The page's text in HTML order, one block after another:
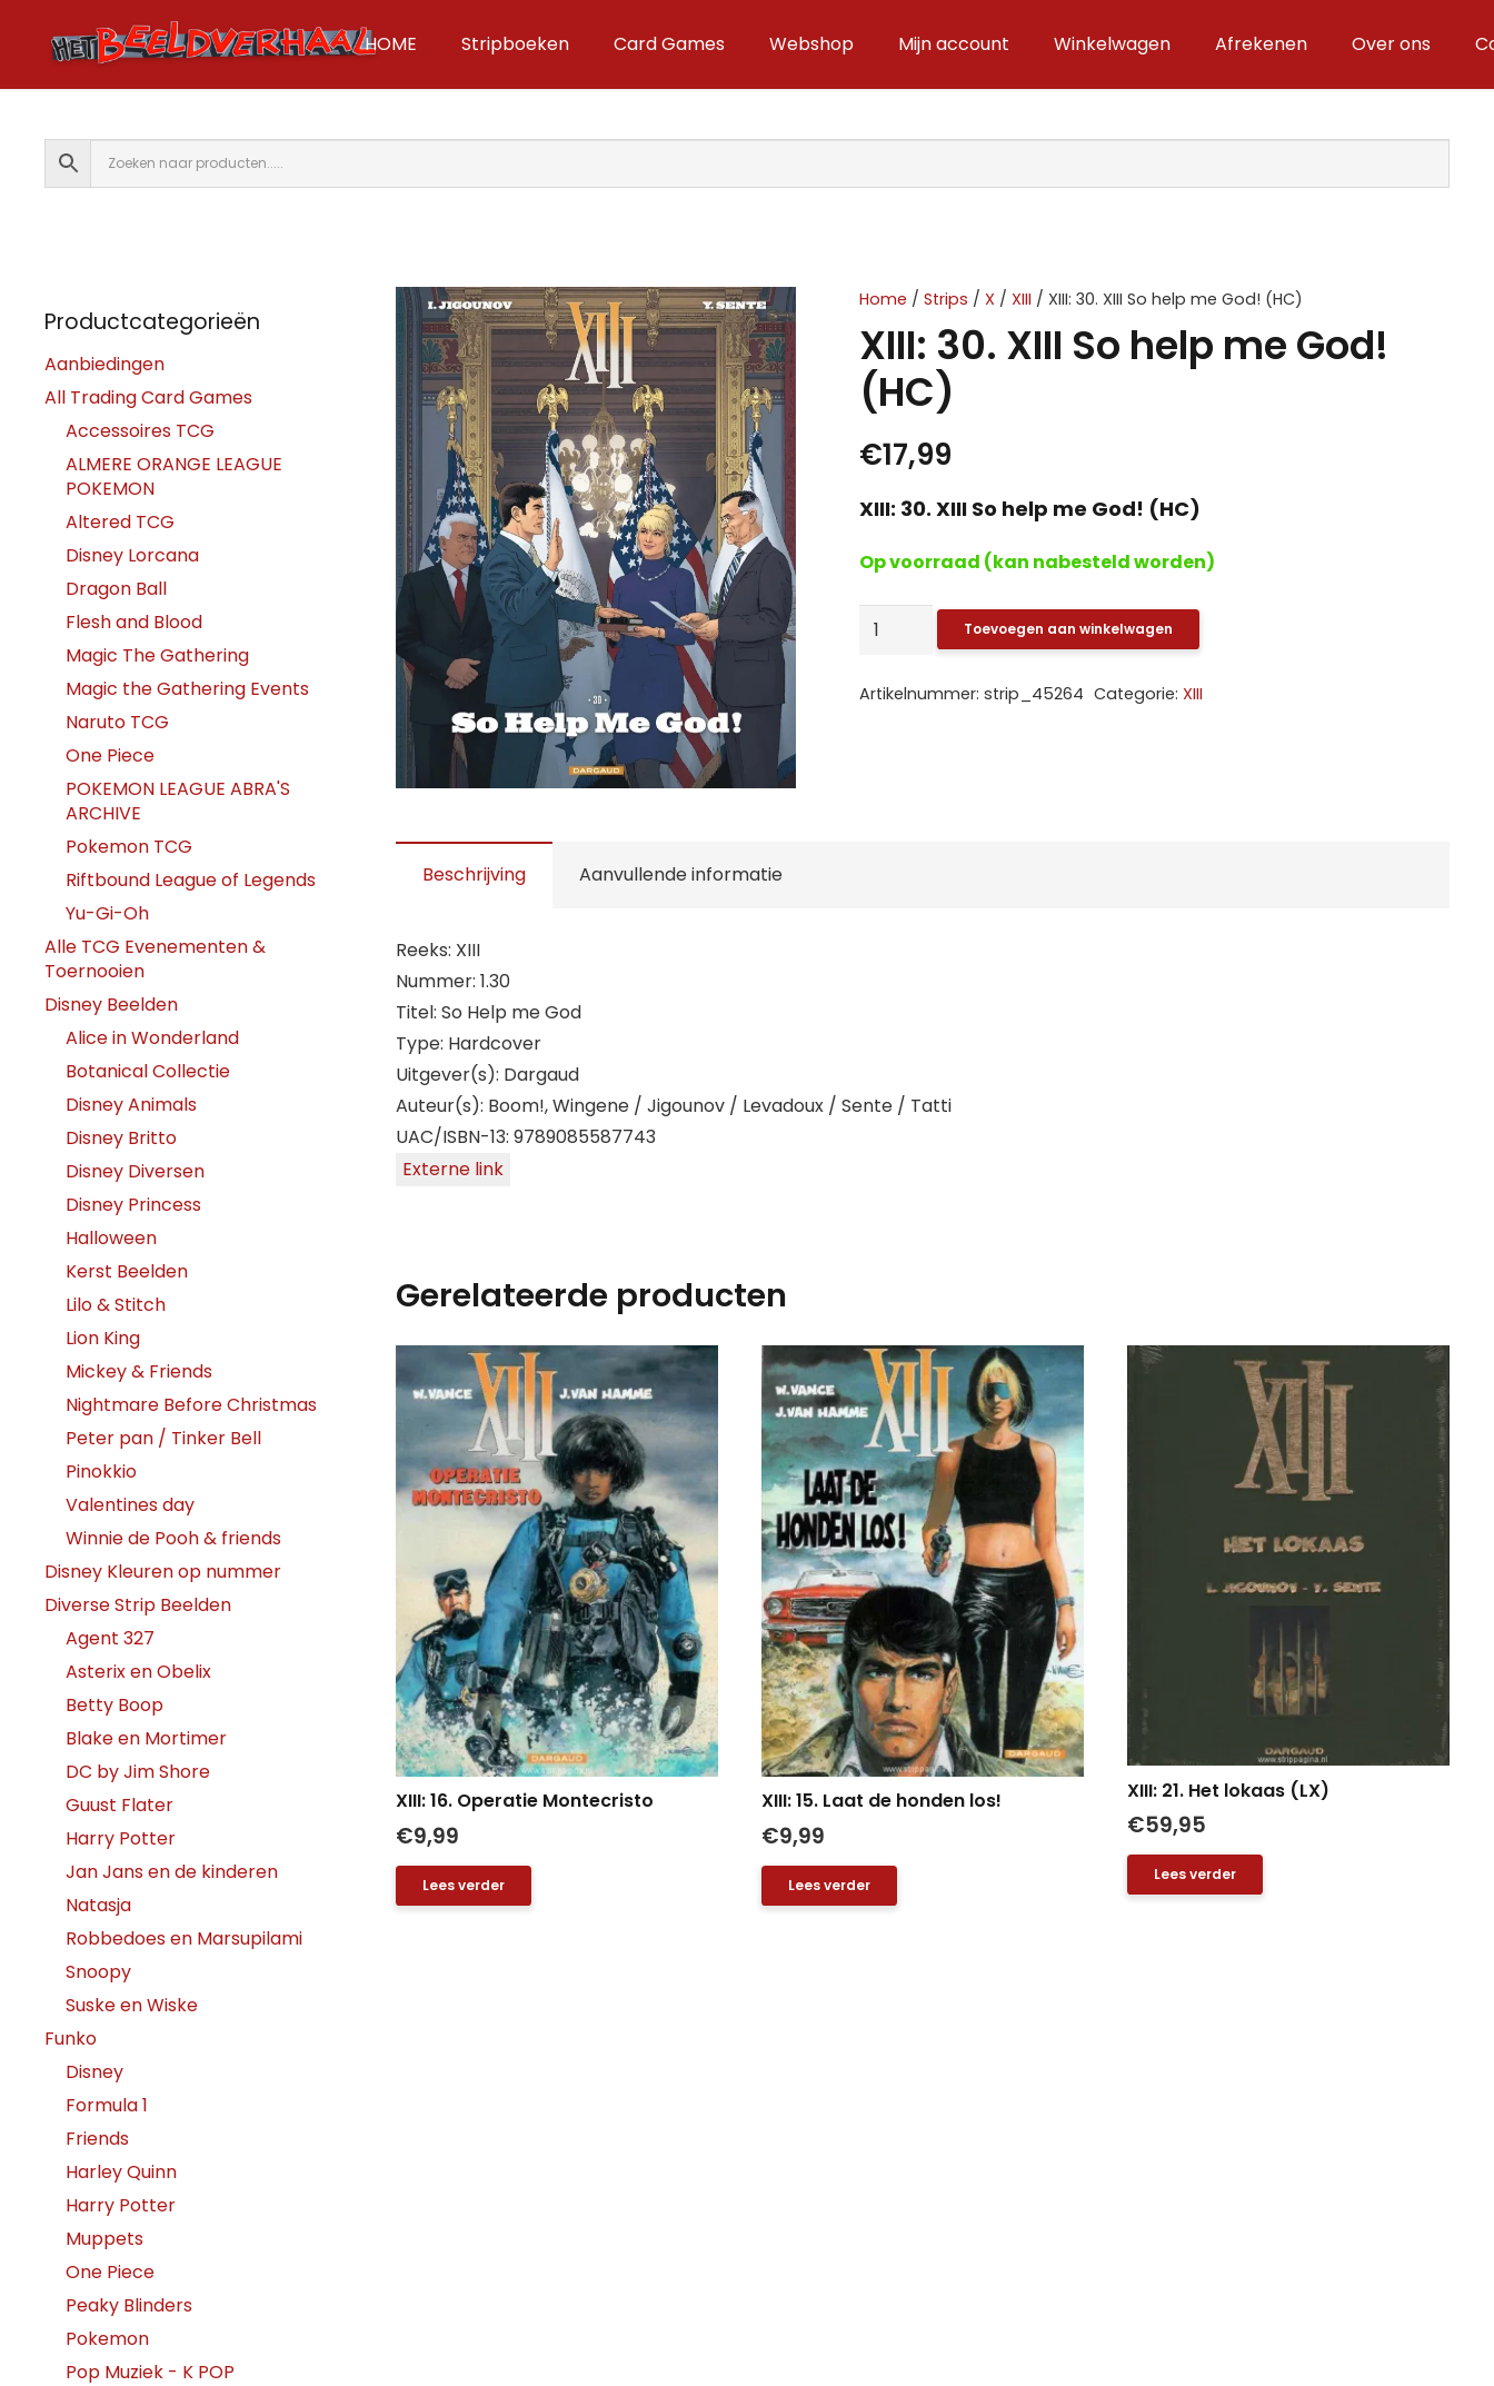
HOME Stripboeken Card Games Webshop Mijn account Winkelwagen Afrekenen Over ons
Home /Strips /X /XIII / XIII: 30. XIII So help me God! (HC)
XIII: 30. XIII So help me God!
(HC)
€17,99
XIII: 30. XIII So help me God! (HC)
Op voorraad (kan nabesteld worden)
XIII:
XIII
Toevoegen aan winkelwagen
Artikelnummer:strip_45264 Categorie: XIII
Beschrijving Aanvullende informatie
Reeks: XIII
Nummer: 1.30
Titel: So Help me God
Type: Hardcover
Uitgever(s): Dargaud
Auteur(s): Boom!, Wingene / Jigounov / Levadoux / Sente / Tatti
UAC/ISBN-13: 9789085587743
Externe link
Gerelateerde producten
XIII: 16. Operatie Montecristo
€9,99
Lees verder
XIII: 15. Laat de honden los!
€9,99
Lees verder
XIII: 21. Het lokaas (LX)
€59,95
Lees verder
Productcategorieën
Aanbiedingen
All Trading Card Games
Accessoires TCG
ALMERE ORANGE LEAGUE
POKEMON
Altered TCG
Disney Lorcana
Dragon Ball
Flesh and Blood
Magic The Gathering
Magic the Gathering Events
Naruto TCG
One Piece
POKEMON LEAGUE ABRA'S
ARCHIVE
Pokemon TCG
Riftbound League of Legends
Yu-Gi-Oh
Alle TCG Evenementen &
Toernooien
Disney Beelden
Alice in Wonderland
Botanical Collectie
Disney Animals
Disney Britto
Disney Diversen
Disney Princess
Halloween
Kerst Beelden
Lilo & Stitch
Lion King
Mickey & Friends
Nightmare Before Christmas
Peter pan / Tinker Bell
Pinokkio
Valentines day
Winnie de Pooh & friends
Disney Kleuren op nummer
Diverse Strip Beelden
Agent 327
Asterix en Obelix
Betty Boop
Blake en Mortimer
DC by Jim Shore
Guust Flater
Harry Potter
Jan Jans en de kinderen
Natasja
Robbedoes en Marsupilami
Snoopy
Suske en Wiske
Funko
Disney
Formula 1
Friends
Harley Quinn
Harry Potter
Muppets
One Piece
Peaky Blinders
Pokemon
Pop Muziek - K POP